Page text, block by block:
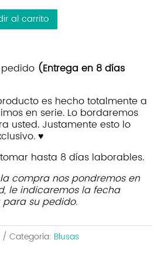
al carrito
(Entrega en 8 días
es hecho totalmente a
en serie. Lo bordaremos
usted. Justamente esto lo
♥
hasta 8 días laborables.
compra nos pondremos en
le indicaremos la fecha
su pedido.
Categoría: Blusas